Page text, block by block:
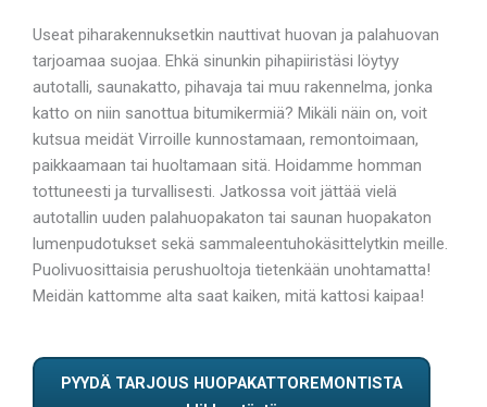
Useat piharakennuksetkin nauttivat huovan ja palahuovan
tarjoamaa suojaa. Ehkä sinunkin pihapiiristäsi löytyy
autotalli, saunakatto, pihavaja tai muu rakennelma, jonka
katto on niin sanottua bitumikermiä? Mikäli näin on, voit
kutsua meidät Virroille kunnostamaan, remontoimaan,
paikkaamaan tai huoltamaan sitä. Hoidamme homman
tottuneesti ja turvallisesti. Jatkossa voit jättää vielä
autotallin uuden palahuopakaton tai saunan huopakaton
lumenpudotukset sekä sammaleentuhokäsittelytkin meille.
Puolivuosittaisia perushuoltoja tietenkään unohtamatta!
Meidän kattomme alta saat kaiken, mitä kattosi kaipaa!
PYYDÄ TARJOUS HUOPAKATTOREMONTISTA